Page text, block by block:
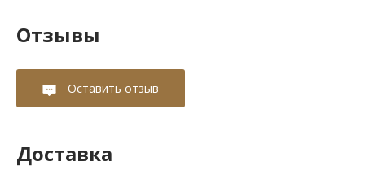
Отзывы
Оставить отзыв
Доставка